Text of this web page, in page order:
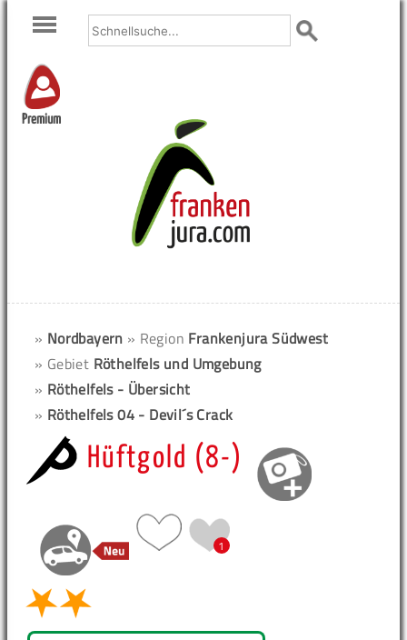
Premium
» Nordbayern » Region Frankenjura Südwest
» Gebiet Röthelfels und Umgebung
» Röthelfels - Übersicht
» Röthelfels 04 - Devil´s Crack
Hüftgold (8-)
1